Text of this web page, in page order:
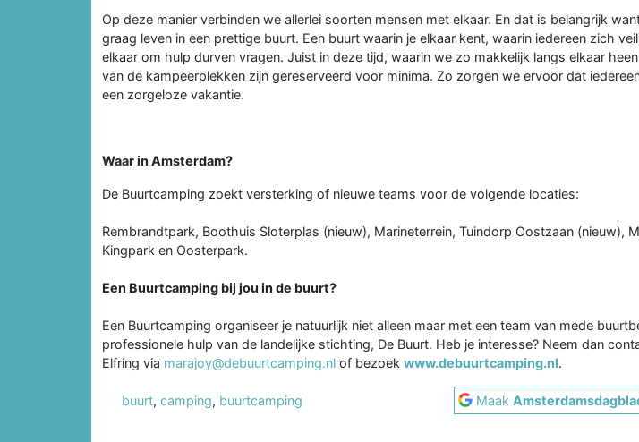
Op deze manier verbinden we allerlei soorten mensen met elkaar. En dat is belangrijk
graag leven in een prettige buurt. Een buurt waarin je elkaar kent, waarin iedereen zich
elkaar om hulp durven vragen. Juist in deze tijd, waarin we zo makkelijk langs elkaar
van de kampeerplekken zijn gereserveerd voor minima. Zo zorgen we ervoor dat
een zorgeloze vakantie.
Waar in Amsterdam?
De Buurtcamping zoekt versterking of nieuwe teams voor de volgende locaties:
Rembrandtpark, Boothuis Sloterplas (nieuw), Marineterrein, Tuindorp Oostzaan (nieuw),
Kingpark en Oosterpark.
Een Buurtcamping bij jou in de buurt?
Een Buurtcamping organiseer je natuurlijk niet alleen maar met een team van mede
professionele hulp van de landelijke stichting, De Buurt. Heb je interesse? Neem dan
Elfring via marajoy@debuurtcamping.nl of bezoek www.debuurtcamping.nl.
buurt, camping, buurtcamping Maak